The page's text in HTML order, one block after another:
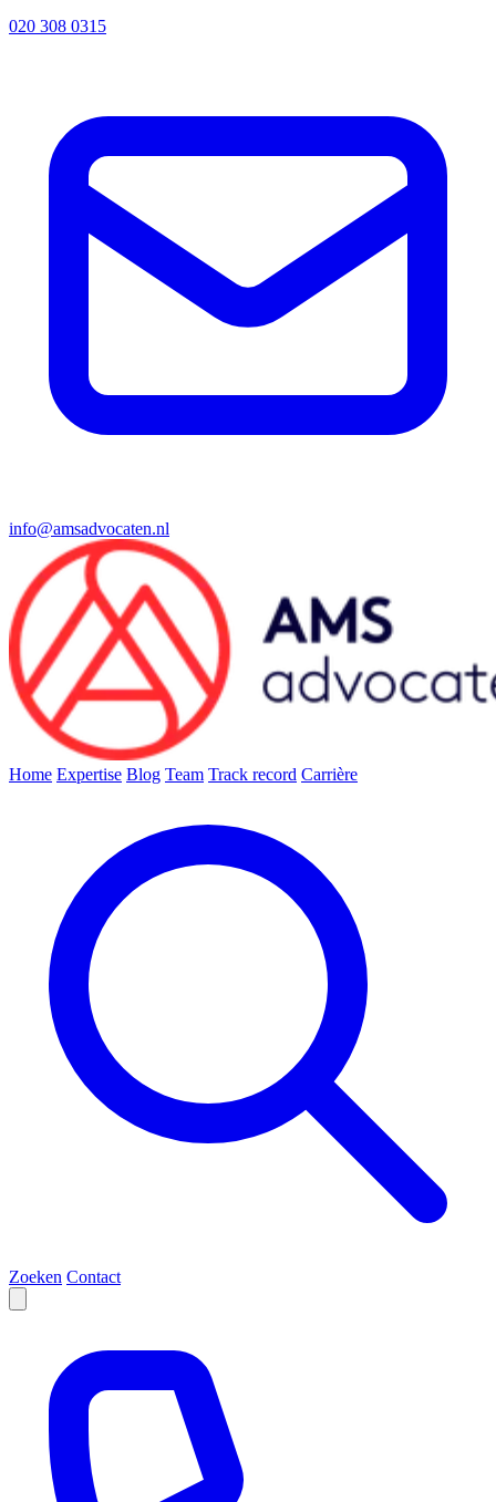
020 308 0315
info@amsadvocaten.nl
Home Expertise Blog Team Track record Carrière
Zoeken Contact